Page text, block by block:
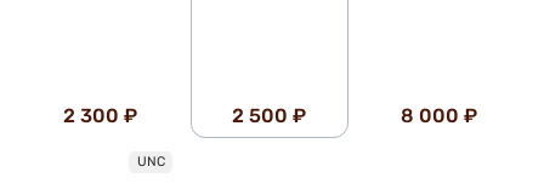
2 300 ₽ 2 500 ₽ 8 000 ₽
UNC